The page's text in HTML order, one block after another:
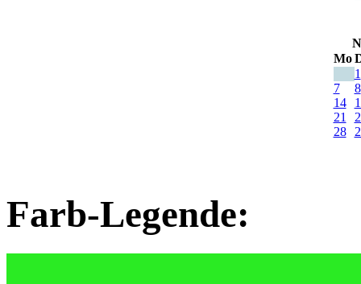
Mo
1
7
8
14
21
28
Farb-Legende: